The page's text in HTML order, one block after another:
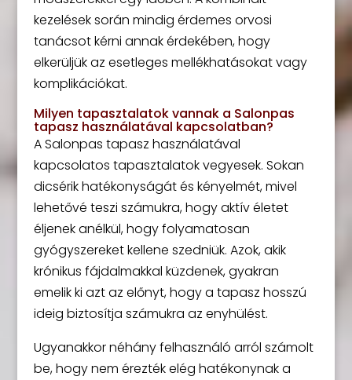
kezelések során mindig érdemes orvosi
tanácsot kérni annak érdekében, hogy
elkerüljük az esetleges mellékhatásokat vagy
komplikációkat.
Milyen tapasztalatok vannak a Salonpas
tapasz használatával kapcsolatban?
A Salonpas tapasz használatával
kapcsolatos tapasztalatok vegyesek. Sokan
dicsérik hatékonyságát és kényelmét, mivel
lehetővé teszi számukra, hogy aktív életet
éljenek anélkül, hogy folyamatosan
gyógyszereket kellene szedniük. Azok, akik
krónikus fájdalmakkal küzdenek, gyakran
emelik ki azt az előnyt, hogy a tapasz hosszú
ideig biztosítja számukra az enyhülést.
Ugyanakkor néhány felhasználó arról számolt
be, hogy nem érezték elég hatékonynak a